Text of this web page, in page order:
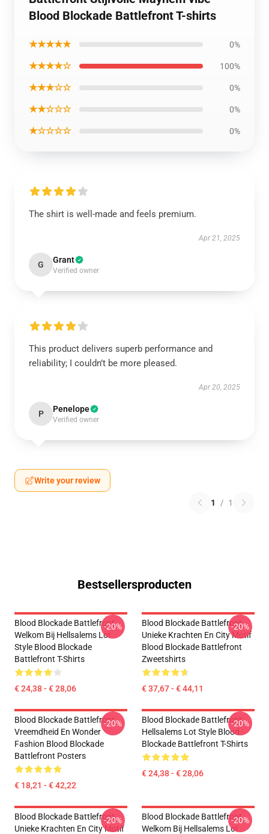
Blood Blockade Battlefront T-shirts
★★★★★ 0%
★★★★☆ 100%
★★★☆☆ 0%
★★☆☆☆ 0%
★☆☆☆☆ 0%
The shirt is well-made and feels premium.
Apr 21, 2025
G Grant
Verified owner
This product delivers superb performance and
reliability; I couldn’t be more pleased.
Apr 20, 2025
P Penelope
Verified owner
Write your review
1 / 1
Bestsellersproducten
Blood Blockade Battlefront
Welkom Bij Hellsalems Lot
Style Blood Blockade
Battlefront T-Shirts
€ 24,38 - € 28,06
-20%
Blood Blockade Battlefront
Unieke Krachten En City Motif
Blood Blockade Battlefront
Zweetshirts
€ 37,67 - € 44,11
-20%
Blood Blockade Battlefront
Vreemdheid En Wonder
Fashion Blood Blockade
Battlefront Posters
€ 18,21 - € 42,22
-20%
Blood Blockade Battlefront
Hellsalems Lot Style Blood
Blockade Battlefront T-Shirts
€ 24,38 - € 28,06
-20%
Blood Blockade Battlefront
Unieke Krachten En City Motif
-20%
Blood Blockade Battlefront
Welkom Bij Hellsalems Lot
-20%